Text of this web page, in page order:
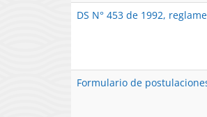
DS N° 453 de 1992,
Formulario de